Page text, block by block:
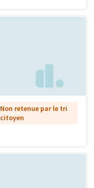
Non retenue par le tri
citoyen